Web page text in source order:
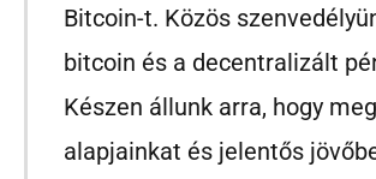
Bitcoin-t. Közös
bitcoin és a decentralizált
Készen állunk arra, hogy
alapjainkat és jelentős